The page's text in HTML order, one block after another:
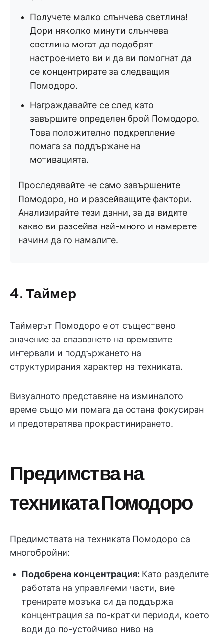
Получете малко слънчева светлина!
Дори няколко минути слънчева
светлина могат да подобрят
настроението ви и да ви помогнат да
се концентрирате за следващия
Помодоро.
Награждавайте се след като
завършите определен брой Помодоро.
Това положително подкрепление
помага за поддържане на
мотивацията.
Проследявайте не само завършените
Помодоро, но и разсейващите фактори.
Анализирайте тези данни, за да видите
какво ви разсейва най-много и намерете
начини да го намалите.
4. Таймер
Таймерът Помодоро е от съществено
значение за спазването на времевите
интервали и поддържането на
структурирания характер на техниката.
Визуалното представяне на изминалото
време също ми помага да остана фокусиран
и предотвратява прокрастинирането.
Предимства на
техниката Помодоро
Предимствата на техниката Помодоро са
многобройни:
Подобрена концентрация: Като разделите
работата на управляеми части, вие
тренирате мозъка си да поддържа
концентрация за по-кратки периоди, което
води до по-устойчиво ниво на